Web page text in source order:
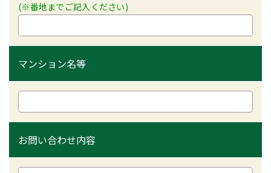
(※番地までご記入ください)
マンション名等
お問い合わせ内容